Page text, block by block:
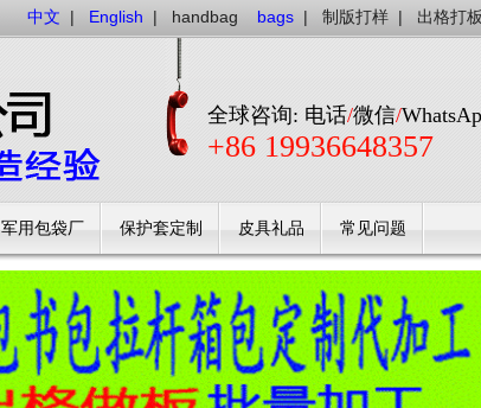
中文 | English | handbag bags | 制版打样 | 出格打板
全球咨询: 电话/微信/
+86 19936648357
军用包袋厂 保护套定制 皮具礼品 常见问题